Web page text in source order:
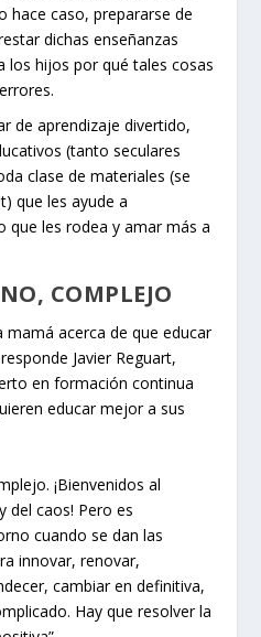
hace caso, prepararse de
dichas enseñanzas
los hijos por qué tales cosas
de aprendizaje divertido,
(tanto seculares
clase de materiales (se
que les ayude a
que les rodea y amar más a
COMPLEJO
acerca de que educar
Javier Reguart,
en formación continua
educar mejor a sus
¡Bienvenidos al
del caos! Pero es
cuando se dan las
innovar, renovar,
cambiar en definitiva,
Hay que resolver la